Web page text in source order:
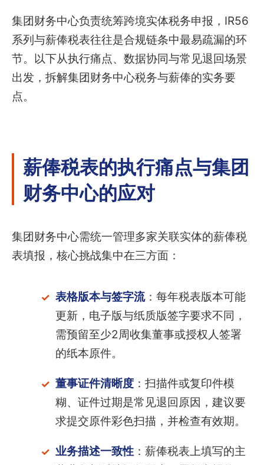
集团财务中心负责统筹跨境实体税务申报，IR56
系列与薪俸税表往往是合规链条中最易疏漏的环
节。以下从执行痛点、数据协同与常见退回场景
出发，拆解集团财务中心税务与薪俸的实务要
点。
薪俸税表的执行痛点与集团
财务中心的应对
集团财务中心需统一管理多家关联实体的薪俸税
表填报，核心挑战集中在三方面：
表格版本与签字流：每年税表版本可能
更新，电子版与纸质版签字要求不同，
需预留至少2周收集董事或授权人签署
的纸本原件。
董事证件清晰度：扫描件或复印件模
糊、证件过期是常见退回原因，建议要
求提交原件彩色扫描，并检查有效期。
业务描述一致性：薪俸税表上填写的主